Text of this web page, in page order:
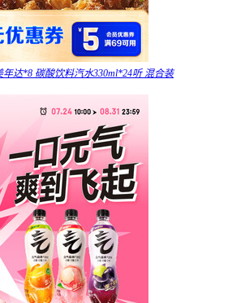
达*8 碳酸饮料汽水330ml*24听 混合装